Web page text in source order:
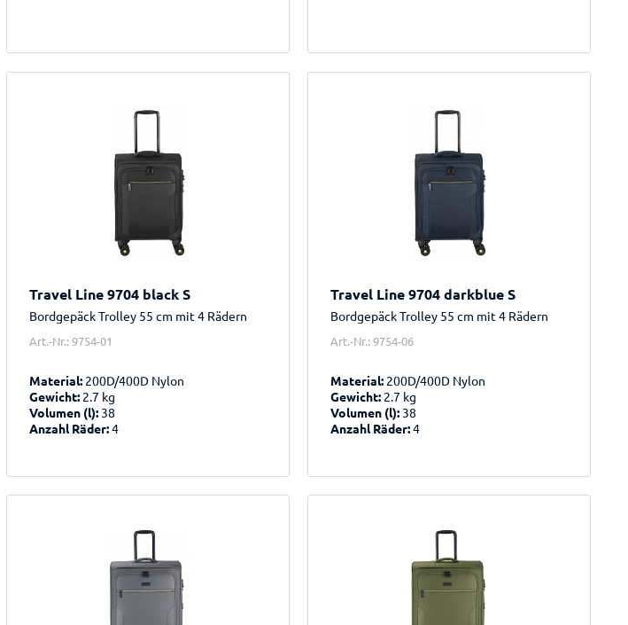
Travel Line 9704 black S
Bordgepäck Trolley 55 cm mit 4 Rädern
Art.-Nr.: 9754-01
Material: 200D/400D Nylon
Gewicht: 2.7 kg
Volumen (l): 38
Anzahl Räder:4
Travel Line 9704 darkblue S
Bordgepäck Trolley 55 cm mit 4 Rädern
Art.-Nr.: 9754-06
Material: 200D/400D Nylon
Gewicht: 2.7 kg
Volumen (l): 38
Anzahl Räder:4